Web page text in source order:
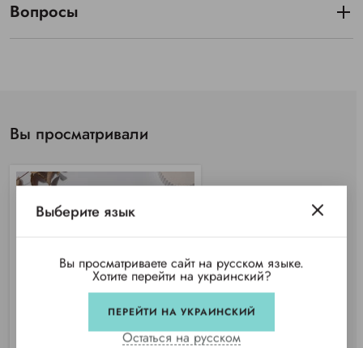
Вопросы
Вы просматривали
Выберите язык
Вы просматриваете сайт на русском языке.
Хотите перейти на украинский?
ПЕРЕЙТИ НА УКРАИНСКИЙ
Остаться на русском